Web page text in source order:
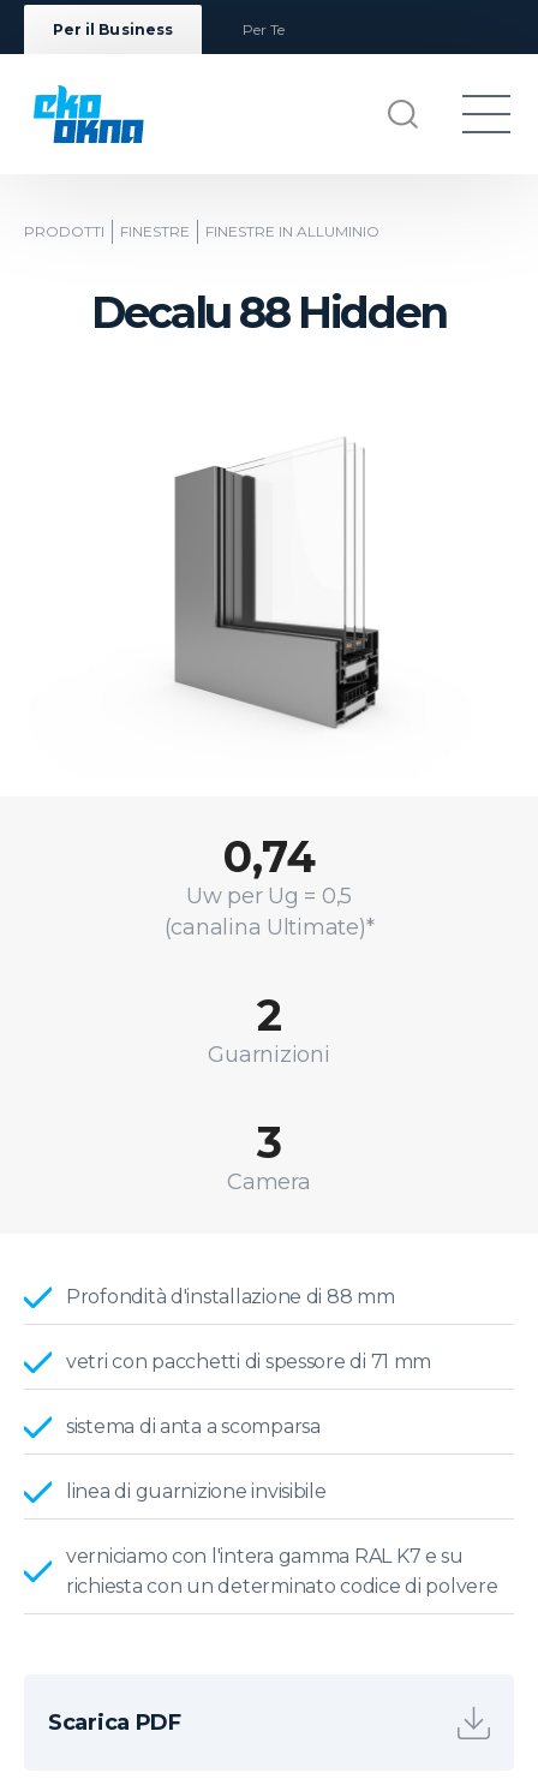
Per il Business Per Te
PRODOTTI FINESTRE FINESTRE IN ALLUMINIO
Decalu 88 Hidden
0,74
Uw per Ug = 0,5
(canalina Ultimate)*
2
Guarnizioni
3
Camera
Profondità d'installazione di 88 mm
vetri con pacchetti di spessore di 71 mm
sistema di anta a scomparsa
linea di guarnizione invisibile
verniciamo con l'intera gamma RAL K7 e su
richiesta con un determinato codice di polvere
Scarica PDF